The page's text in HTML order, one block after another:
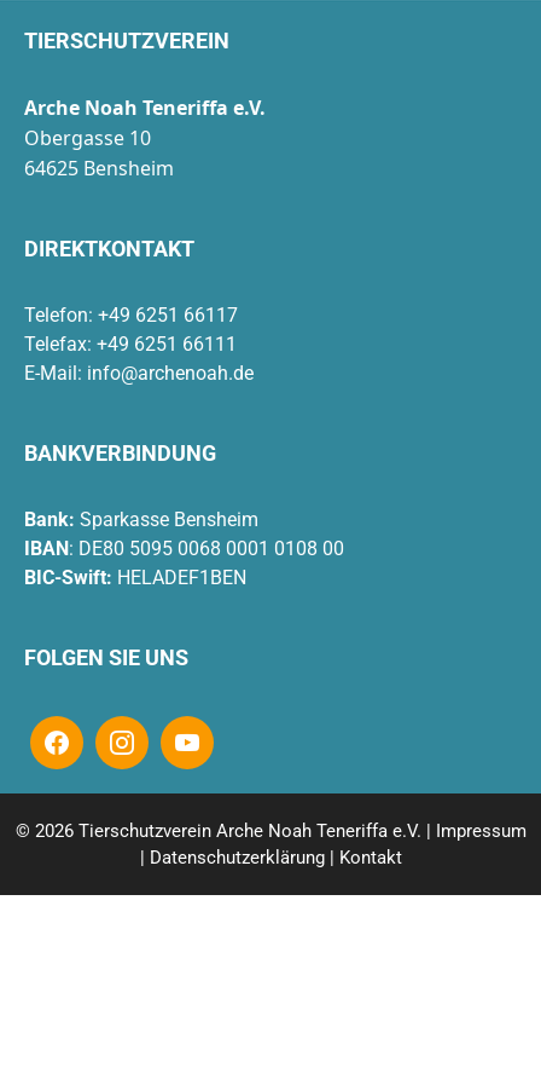
TIERSCHUTZVEREIN
Arche Noah Teneriffa e.V.
Obergasse 10
64625 Bensheim
DIREKTKONTAKT
Telefon: +49 6251 66117
Telefax: +49 6251 66111
E-Mail: info@archenoah.de
BANKVERBINDUNG
Bank: Sparkasse Bensheim
IBAN: DE80 5095 0068 0001 0108 00
BIC-Swift: HELADEF1BEN
FOLGEN SIE UNS
© 2026 Tierschutzverein Arche Noah Teneriffa e.V. | Impressum
| Datenschutzerklärung| Kontakt